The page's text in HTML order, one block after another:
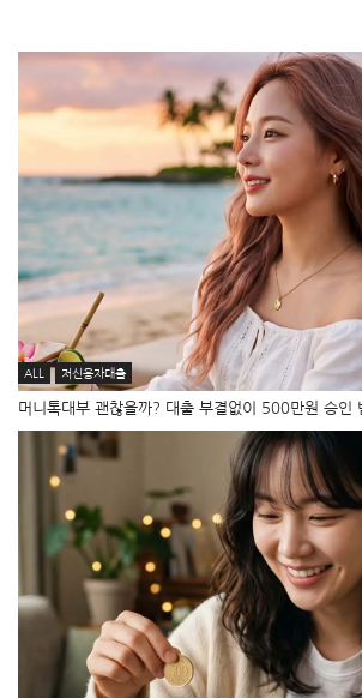
ALL 저신용자대출
머니톡대부 괜찮을까? 대출 부결없이 500만원 승인